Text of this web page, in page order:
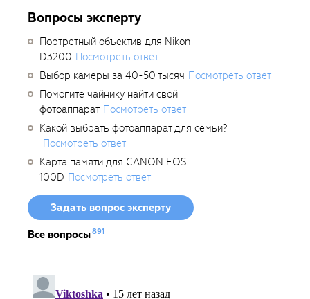
Вопросы эксперту
Портретный объектив для Nikon
D3200 Посмотреть ответ
Выбор камеры за 40-50 тысяч Посмотреть ответ
Помогите чайнику найти свой
фотоаппарат Посмотреть ответ
Какой выбрать фотоаппарат для семьи?
Посмотреть ответ
Карта памяти для CANON EOS
100D Посмотреть ответ
Задать вопрос эксперту
Все вопросы891